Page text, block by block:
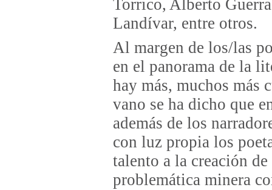
Torrico, Alberto
Landívar, entre otros.
Al margen de los/las
en el panorama de la
hay más, muchos más
vano se ha dicho que
además de los
con luz propia los
talento a la creación
problemática minera